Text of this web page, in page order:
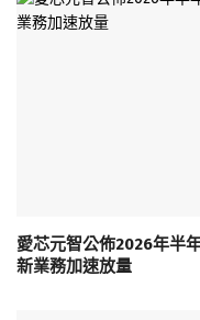
愛芯元智公佈2026年半
新業務加速放量